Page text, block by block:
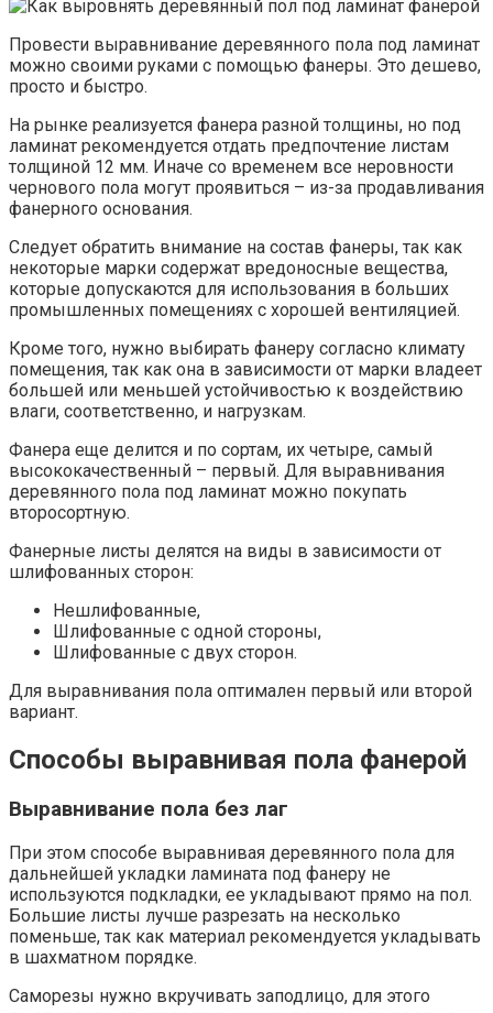
Провести выравнивание деревянного пола под ламинат
можно своими руками с помощью фанеры. Это дешево,
просто и быстро.
На рынке реализуется фанера разной толщины, но под
ламинат рекомендуется отдать предпочтение листам
толщиной 12 мм. Иначе со временем все неровности
чернового пола могут проявиться – из-за продавливания
фанерного основания.
Следует обратить внимание на состав фанеры, так как
некоторые марки содержат вредоносные вещества,
которые допускаются для использования в больших
промышленных помещениях с хорошей вентиляцией.
Кроме того, нужно выбирать фанеру согласно климату
помещения, так как она в зависимости от марки владеет
большей или меньшей устойчивостью к воздействию
влаги, соответственно, и нагрузкам.
Фанера еще делится и по сортам, их четыре, самый
высококачественный – первый. Для выравнивания
деревянного пола под ламинат можно покупать
второсортную.
Фанерные листы делятся на виды в зависимости от
шлифованных сторон:
Нешлифованные,
Шлифованные с одной стороны,
Шлифованные с двух сторон.
Для выравнивания пола оптимален первый или второй
вариант.
Способы выравнивая пола фанерой
Выравнивание пола без лаг
При этом способе выравнивая деревянного пола для
дальнейшей укладки ламината под фанеру не
используются подкладки, ее укладывают прямо на пол.
Большие листы лучше разрезать на несколько
поменьше, так как материал рекомендуется укладывать
в шахматном порядке.
Саморезы нужно вкручивать заподлицо, для этого